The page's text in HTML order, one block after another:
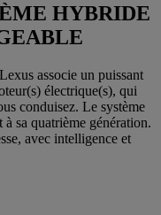
HYBRIDE
associe un puissant
électrique(s), qui
conduisez. Le système
sa quatrième génération.
avec intelligence et